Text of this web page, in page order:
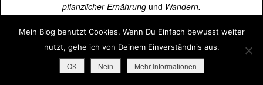
Mein Blog benutzt Cookies. Wenn Du Einfach bewusst weiter
nutzt, gehe ich von Deinem Einverständnis aus.
OK Nein Mehr Informationen
pflanzlicher Ernährung und Wandern.
Über15.000 Menschen lesen schon mit.
➜Jetzt kostenlos abonnieren